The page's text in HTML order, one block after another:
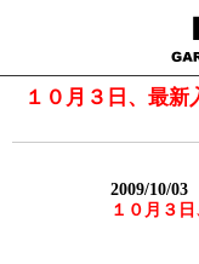
１０月３日、最
2009/10/03
１０月３